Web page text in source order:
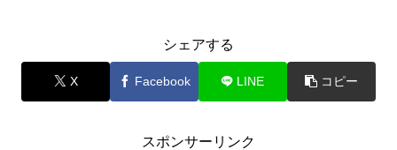
シェアする
X Facebook LINE コピー
スポンサーリンク